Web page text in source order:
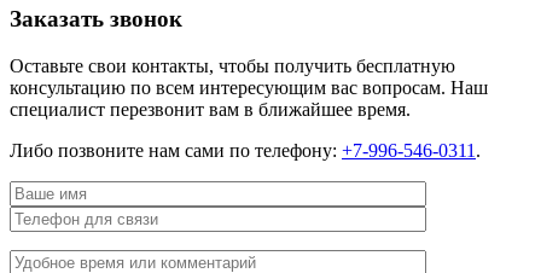
Заказать звонок
Оставьте свои контакты, чтобы получить бесплатную
консультацию по всем интересующим вас вопросам. Наш
специалист перезвонит вам в ближайшее время.
Либо позвоните нам сами по телефону: +7-996-546-0311 .